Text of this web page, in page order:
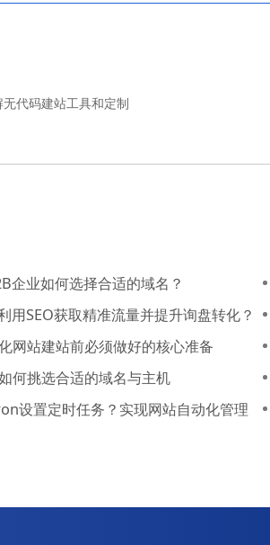
代码建站工具和定制
企业如何选择合适的域名？
用SEO获取精准流量并提升询盘转化？
网站建站前必须做好的核心准备
何挑选合适的域名与主机
设置定时任务？实现网站自动化管理